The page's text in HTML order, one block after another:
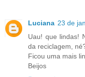
Luciana 23 de
Uau! que lindas!
da reciclagem,
Ficou uma mais
Beijos